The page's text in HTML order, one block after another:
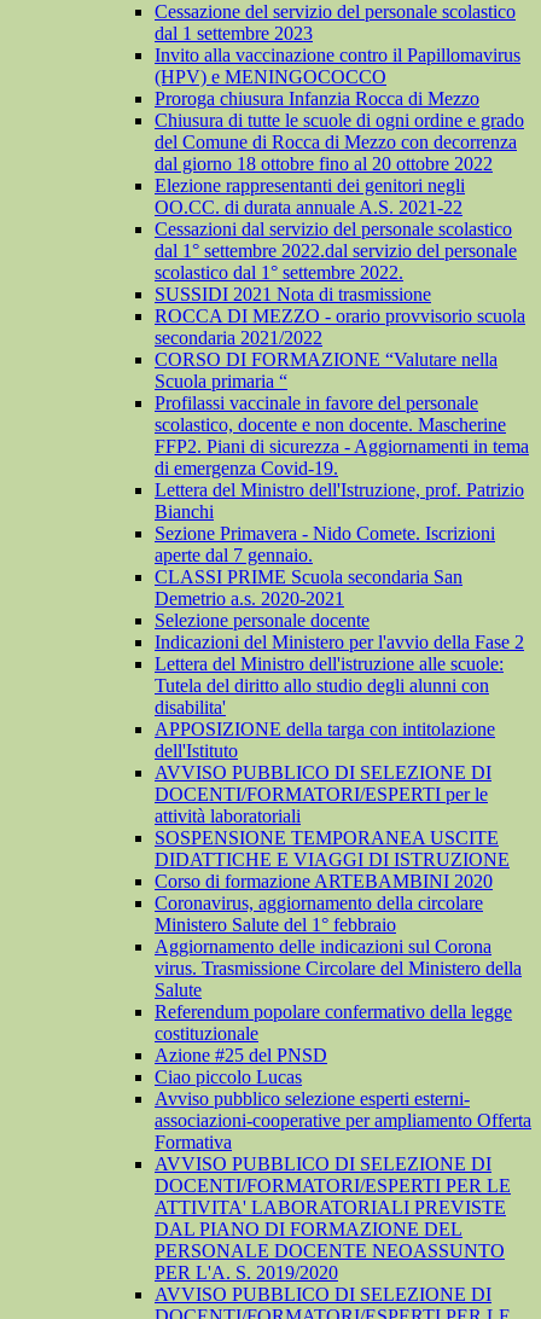
Cessazione del servizio del personale scolastico
dal 1 settembre 2023
Invito alla vaccinazione contro il Papillomavirus
(HPV) e MENINGOCOCCO
Proroga chiusura Infanzia Rocca di Mezzo
Chiusura di tutte le scuole di ogni ordine e grado
del Comune di Rocca di Mezzo con decorrenza
dal giorno 18 ottobre fino al 20 ottobre 2022
Elezione rappresentanti dei genitori negli
OO.CC. di durata annuale A.S. 2021-22
Cessazioni dal servizio del personale scolastico
dal 1° settembre 2022.dal servizio del personale
scolastico dal 1° settembre 2022.
SUSSIDI 2021 Nota di trasmissione
ROCCA DI MEZZO - orario provvisorio scuola
secondaria 2021/2022
CORSO DI FORMAZIONE “Valutare nella
Scuola primaria “
Profilassi vaccinale in favore del personale
scolastico, docente e non docente. Mascherine
FFP2. Piani di sicurezza - Aggiornamenti in tema
di emergenza Covid-19.
Lettera del Ministro dell'Istruzione, prof. Patrizio
Bianchi
Sezione Primavera - Nido Comete. Iscrizioni
aperte dal 7 gennaio.
CLASSI PRIME Scuola secondaria San
Demetrio a.s. 2020-2021
Selezione personale docente
Indicazioni del Ministero per l'avvio della Fase 2
Lettera del Ministro dell'istruzione alle scuole:
Tutela del diritto allo studio degli alunni con
disabilita'
APPOSIZIONE della targa con intitolazione
dell'Istituto
AVVISO PUBBLICO DI SELEZIONE DI
DOCENTI/FORMATORI/ESPERTI per le
attività laboratoriali
SOSPENSIONE TEMPORANEA USCITE
DIDATTICHE E VIAGGI DI ISTRUZIONE
Corso di formazione ARTEBAMBINI 2020
Coronavirus, aggiornamento della circolare
Ministero Salute del 1° febbraio
Aggiornamento delle indicazioni sul Corona
virus. Trasmissione Circolare del Ministero della
Salute
Referendum popolare confermativo della legge
costituzionale
Azione #25 del PNSD
Ciao piccolo Lucas
Avviso pubblico selezione esperti esterni-
associazioni-cooperative per ampliamento Offerta
Formativa
AVVISO PUBBLICO DI SELEZIONE DI
DOCENTI/FORMATORI/ESPERTI PER LE
ATTIVITA' LABORATORIALI PREVISTE
DAL PIANO DI FORMAZIONE DEL
PERSONALE DOCENTE NEOASSUNTO
PER L'A. S. 2019/2020
AVVISO PUBBLICO DI SELEZIONE DI